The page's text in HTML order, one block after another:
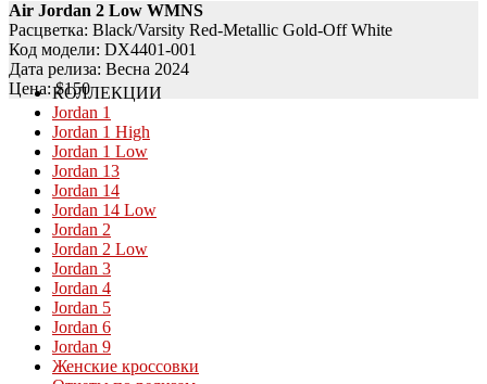
Air Jordan 2 Low WMNS
Расцветка: Black/Varsity Red-Metallic Gold-Off White
Код модели: DX4401-001
Дата релиза: Весна 2024
Цена: $150КОЛЛЕКЦИИ
Jordan 1
Jordan 1 High
Jordan 1 Low
Jordan 13
Jordan 14
Jordan 14 Low
Jordan 2
Jordan 2 Low
Jordan 3
Jordan 4
Jordan 5
Jordan 6
Jordan 9
Женские кроссовки